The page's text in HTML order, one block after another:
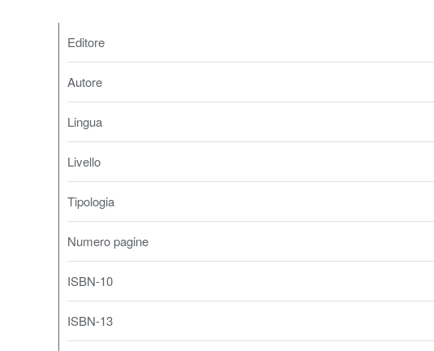
Editore
Autore
Lingua
Livello
Tipologia
Numero pagine
ISBN-10
ISBN-13